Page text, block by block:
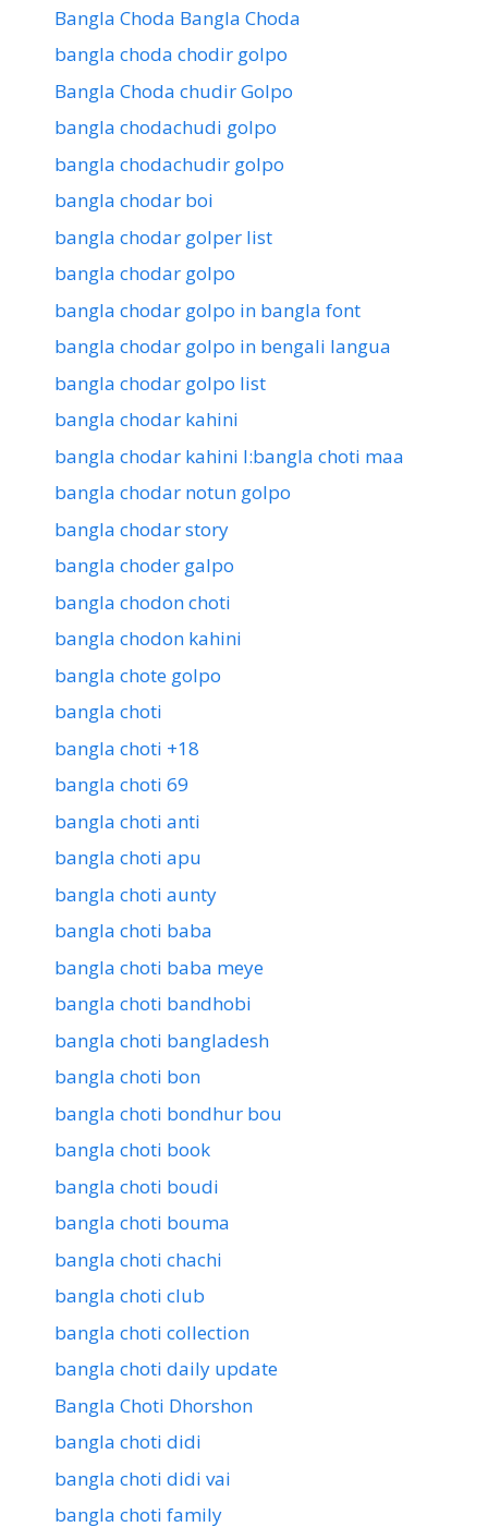
Bangla Choda Bangla Choda
bangla choda chodir golpo
Bangla Choda chudir Golpo
bangla chodachudi golpo
bangla chodachudir golpo
bangla chodar boi
bangla chodar golper list
bangla chodar golpo
bangla chodar golpo in bangla font
bangla chodar golpo in bengali langua
bangla chodar golpo list
bangla chodar kahini
bangla chodar kahini l:bangla choti maa
bangla chodar notun golpo
bangla chodar story
bangla choder galpo
bangla chodon choti
bangla chodon kahini
bangla chote golpo
bangla choti
bangla choti +18
bangla choti 69
bangla choti anti
bangla choti apu
bangla choti aunty
bangla choti baba
bangla choti baba meye
bangla choti bandhobi
bangla choti bangladesh
bangla choti bon
bangla choti bondhur bou
bangla choti book
bangla choti boudi
bangla choti bouma
bangla choti chachi
bangla choti club
bangla choti collection
bangla choti daily update
Bangla Choti Dhorshon
bangla choti didi
bangla choti didi vai
bangla choti family